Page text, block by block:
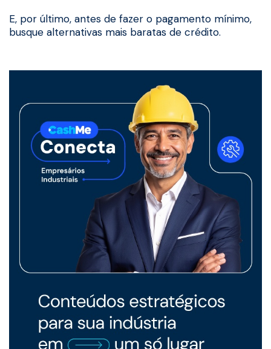
E, por último, antes de fazer o pagamento mínimo,
busque alternativas mais baratas de crédito.